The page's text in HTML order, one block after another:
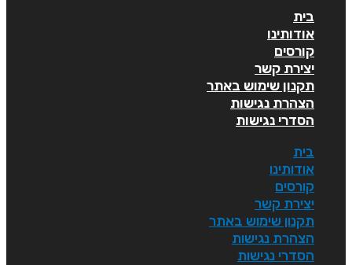
בית
אודותינו
קורסים
יצירת קשר
תקנון שימוש באתר
הצהרת נגישות
הסדרי נגישות
בית
אודותינו
קורסים
יצירת קשר
תקנון שימוש באתר
הצהרת נגישות
הסדרי נגישות